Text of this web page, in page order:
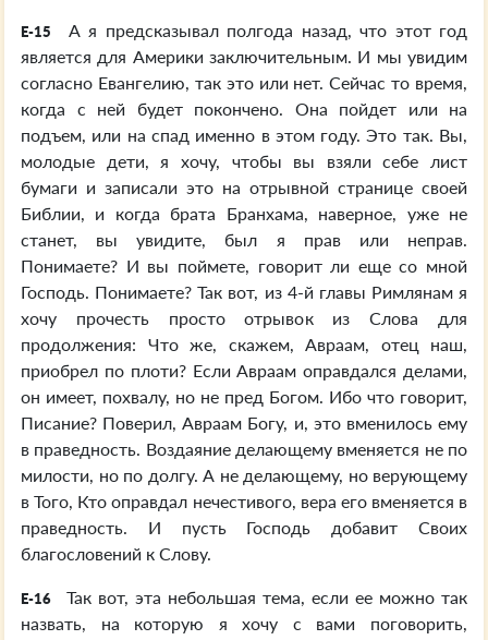
E-15
А я предсказывал полгода назад, что этот год
является для Америки заключительным. И мы увидим
согласно Евангелию, так это или нет. Сейчас то время,
когда с ней будет покончено. Она пойдет или на
подъем, или на спад именно в этом году. Это так. Вы,
молодые дети, я хочу, чтобы вы взяли себе лист
бумаги и записали это на отрывной странице своей
Библии, и когда брата Бранхама, наверное, уже не
станет, вы увидите, был я прав или неправ.
Понимаете? И вы поймете, говорит ли еще со мной
Господь. Понимаете? Так вот, из 4-й главы Римлянам я
хочу прочесть просто отрывок из Слова для
продолжения: Что же, скажем, Авраам, отец наш,
приобрел по плоти? Если Авраам оправдался делами,
он имеет, похвалу, но не пред Богом. Ибо что говорит,
Писание? Поверил, Авраам Богу, и, это вменилось ему
в праведность. Воздаяние делающему вменяется не по
милости, но по долгу. А не делающему, но верующему
в Того, Кто оправдал нечестивого, вера его вменяется в
праведность. И пусть Господь добавит Своих
благословений к Слову.
E-16
Так вот, эта небольшая тема, если ее можно так
назвать, на которую я хочу с вами поговорить,